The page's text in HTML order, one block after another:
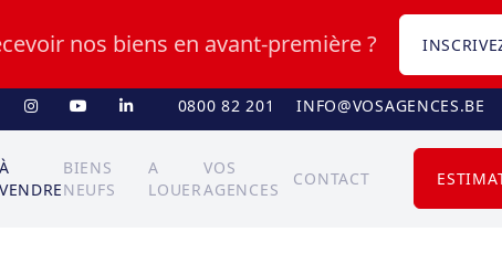
nos biens en avant-première ?
0800 82 201 INFO@VOSAGENCES.BE
À
VENDRE
BIENS
NEUFS
A
LOUER
VOS
AGENCES
CONTACT